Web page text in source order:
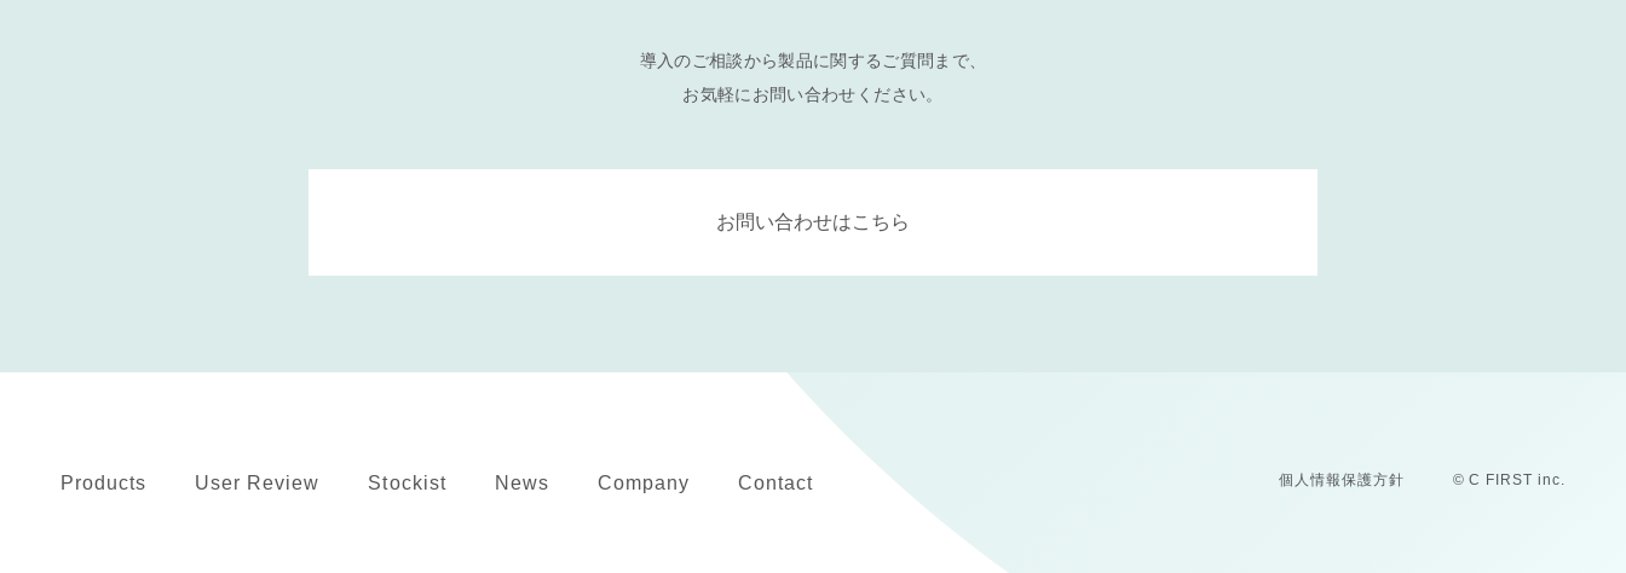
導入のご相談から製品に関するご質問まで、
お気軽にお問い合わせください。
お問い合わせはこちら
Products User Review Stockist News Company Contact 個人情報保護方針 © C FIRST inc.